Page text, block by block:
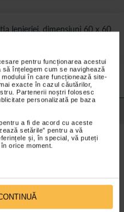
pentru funcționarea acestui
înțelegem cum se navighează
în care funcționează site-
exacte în cazul căutărilor,
Partenerii noștri folosesc
personalizată pe baza
a fi de acord cu aceste
setările” pentru a vă
și, în special, vă puteți
orice moment.
lenjeriei, dimensiuni 60 x 60
dreptul fiecarui produs sunt
produs
pentru protejarea patului
netesut moale);